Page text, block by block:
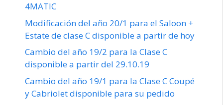
4MATIC
Modificación del año 20/1 para el Saloon +
Estate de clase C disponible a partir de hoy
Cambio del año 19/2 para la Clase C
disponible a partir del 29.10.19
Cambio del año 19/1 para la Clase C Coupé
y Cabriolet disponible para su pedido